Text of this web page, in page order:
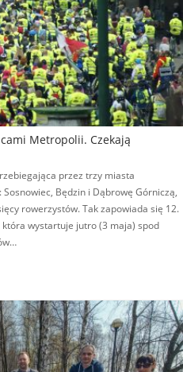
Metropolii. Czekają
przez trzy miasta
Będzin i Dąbrowę Górniczą,
rowerzystów. Tak zapowiada się 12.
która wystartuje jutro (3 maja) spod